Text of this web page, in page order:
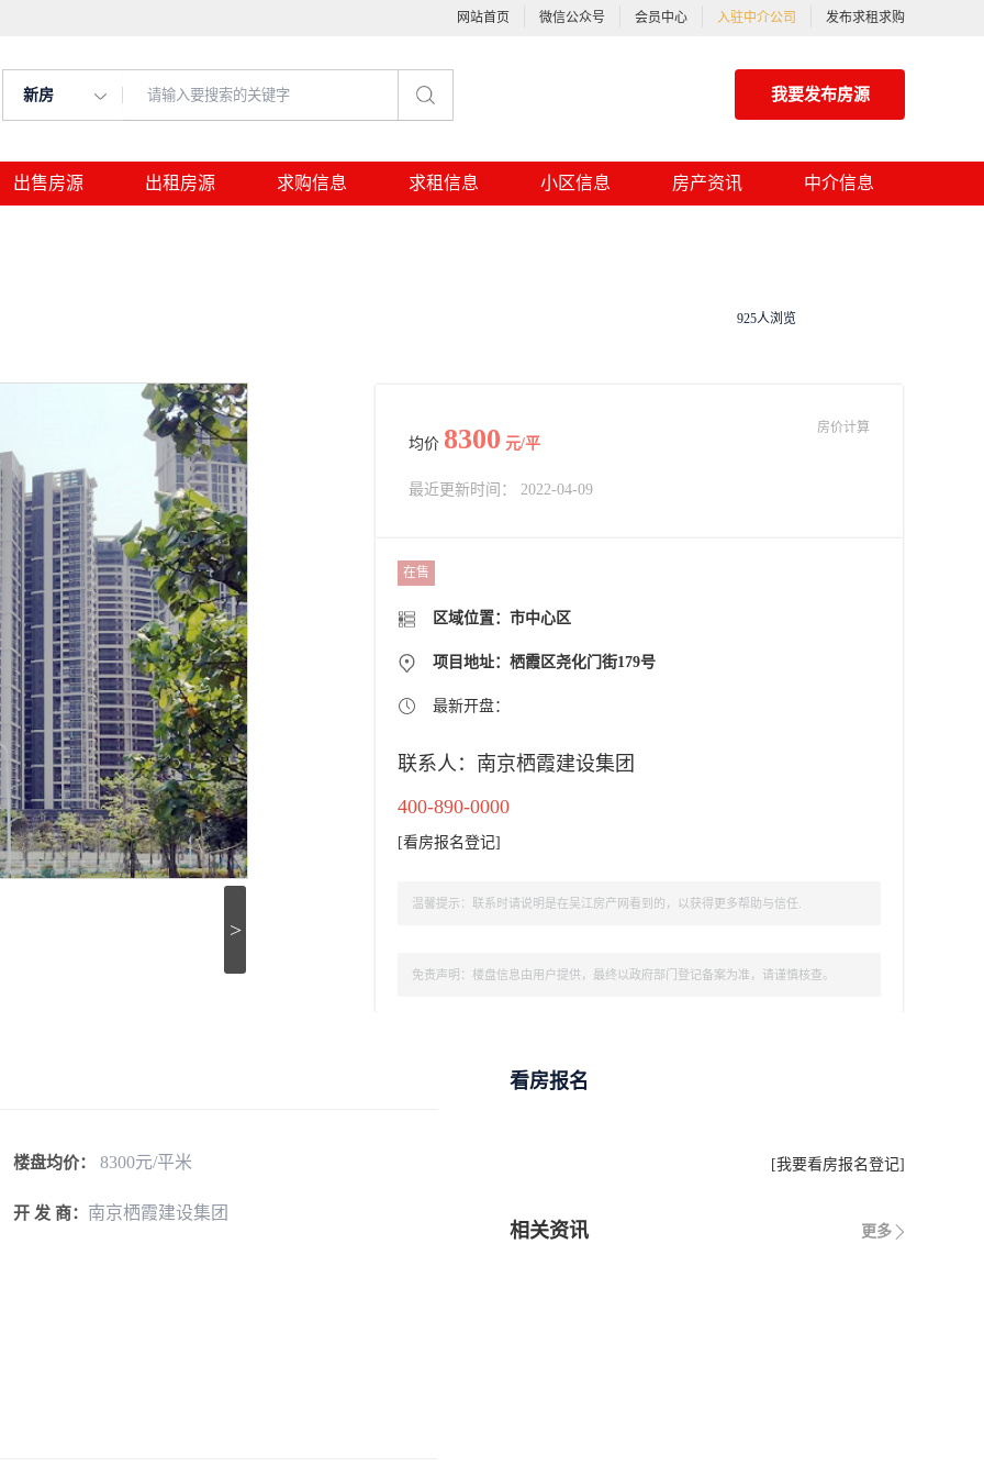
网站首页 微信公众号 会员中心 入驻中介公司 发布求租求购
新房 我要发布房源
出售房源 出租房源 求购信息 求租信息 小区信息 房产资讯 中介信息
925人浏览
>
均价 8300 元/平
房价计算
最近更新时间： 2022-04-09
在售
区域位置： 市中心区
项目地址：栖霞区尧化门街179号
最新开盘：
联系人：南京栖霞建设集团
400-890-0000
[看房报名登记]
温馨提示：联系时请说明是在吴江房产网看到的，以获得更多帮助与信任.
免责声明：楼盘信息由用户提供，最终以政府部门登记备案为准，请谨慎核查。
楼盘均价： 8300元/平米
开 发 商： 南京栖霞建设集团
看房报名
[我要看房报名登记]
更多
相关资讯